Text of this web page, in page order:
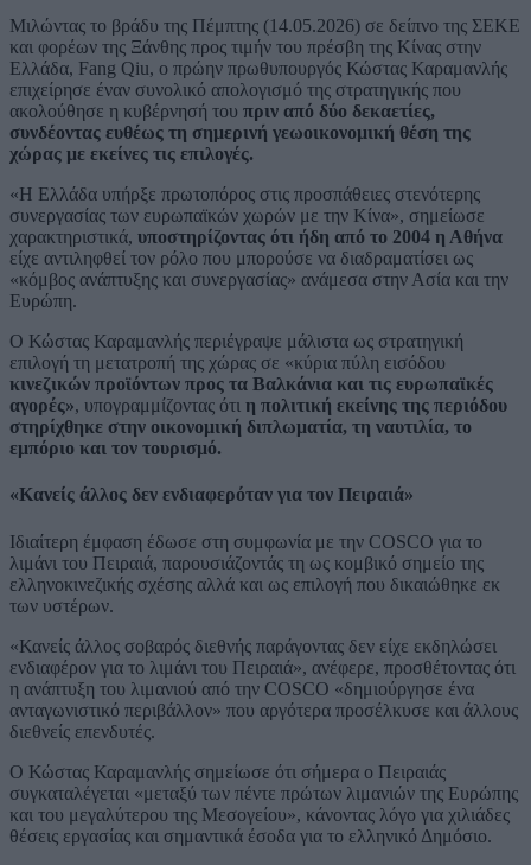
Μιλώντας το βράδυ της Πέμπτης (14.05.2026) σε δείπνο της ΣΕΚΕ
και φορέων της Ξάνθης προς τιμήν του πρέσβη της Κίνας στην
Ελλάδα, Fang Qiu, ο πρώην πρωθυπουργός Κώστας Καραμανλής
επιχείρησε έναν συνολικό απολογισμό της στρατηγικής που
ακολούθησε η κυβέρνησή του πριν από δύο δεκαετίες,
συνδέοντας ευθέως τη σημερινή γεωοικονομική θέση της
χώρας με εκείνες τις επιλογές.
«Η Ελλάδα υπήρξε πρωτοπόρος στις προσπάθειες στενότερης
συνεργασίας των ευρωπαϊκών χωρών με την Κίνα», σημείωσε
χαρακτηριστικά, υποστηρίζοντας ότι ήδη από το 2004 η Αθήνα
είχε αντιληφθεί τον ρόλο που μπορούσε να διαδραματίσει ως
«κόμβος ανάπτυξης και συνεργασίας» ανάμεσα στην Ασία και την
Ευρώπη.
Ο Κώστας Καραμανλής περιέγραψε μάλιστα ως στρατηγική
επιλογή τη μετατροπή της χώρας σε «κύρια πύλη εισόδου
κινεζικών προϊόντων προς τα Βαλκάνια και τις ευρωπαϊκές
αγορές», υπογραμμίζοντας ότι η πολιτική εκείνης της περιόδου
στηρίχθηκε στην οικονομική διπλωματία, τη ναυτιλία, το
εμπόριο και τον τουρισμό.
«Κανείς άλλος δεν ενδιαφερόταν για τον Πειραιά»
Ιδιαίτερη έμφαση έδωσε στη συμφωνία με την COSCO για το
λιμάνι του Πειραιά, παρουσιάζοντάς τη ως κομβικό σημείο της
ελληνοκινεζικής σχέσης αλλά και ως επιλογή που δικαιώθηκε εκ
των υστέρων.
«Κανείς άλλος σοβαρός διεθνής παράγοντας δεν είχε εκδηλώσει
ενδιαφέρον για το λιμάνι του Πειραιά», ανέφερε, προσθέτοντας ότι
η ανάπτυξη του λιμανιού από την COSCO «δημιούργησε ένα
ανταγωνιστικό περιβάλλον» που αργότερα προσέλκυσε και άλλους
διεθνείς επενδυτές.
Ο Κώστας Καραμανλής σημείωσε ότι σήμερα ο Πειραιάς
συγκαταλέγεται «μεταξύ των πέντε πρώτων λιμανιών της Ευρώπης
και του μεγαλύτερου της Μεσογείου», κάνοντας λόγο για χιλιάδες
θέσεις εργασίας και σημαντικά έσοδα για το ελληνικό Δημόσιο.